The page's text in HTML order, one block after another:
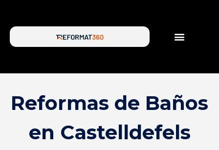
Reformas de Baños
en Castelldefels